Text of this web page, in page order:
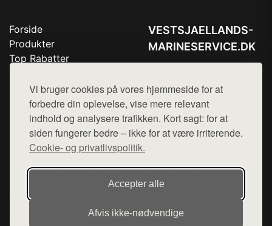
Vi bruger cookies på vores hjemmeside for at
forbedre din oplevelse, vise mere relevant
indhold og analysere trafikken. Kort sagt: for at
siden fungerer bedre – ikke for at være irriterende.
Cookie- og privatlivspolitik.
Accepter alle
Afvis ikke‑nødvendige
Forside
Produkter
Top Rabatter
Kontakt
VESTSJAELLANDS-
MARINESERVICE.DK
Mail:hej@want.dk
Cookie- og privatlivspolitik
Denne side er en del af want.dk, der udgiver en række
hjemmesider med præsentation af forskellige produkter fra
diverse webshops. Der sælges ikke varer fra denne side - vi
henviser til de shops, som sælger varen. Vi har heller ikke
varerne på lager.